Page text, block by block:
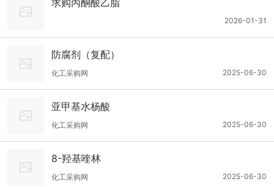
2026-01-31
防腐剂（复配）
2025-06-30
化工采购网
亚甲基水杨酸
2025-06-30
化工采购网
8-羟基喹林
2025-06-30
化工采购网